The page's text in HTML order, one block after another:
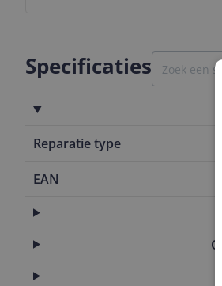
Specificaties
Reparatie type
EAN